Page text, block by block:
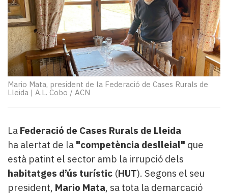
A
escena!
Dis
la
teva!
Subscriptors
La
newsletter
Contingut
patrocinat
Lo
més
llegit...
Editorial
Mario Mata, president de la Federació de Cases Rurals de
Lleida | A.L. Cobo / ACN
La Federació de Cases Rurals de Lleida
ha alertat de la "competència deslleial" que
està patint el sector amb la irrupció dels
habitatges d’ús turístic (HUT). Segons el seu
president, Mario Mata, sa tota la demarcació